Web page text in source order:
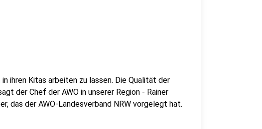
ihren Kitas arbeiten zu lassen. Die Qualität der
der Chef der AWO in unserer Region - Rainer
das der AWO-Landesverband NRW vorgelegt hat.